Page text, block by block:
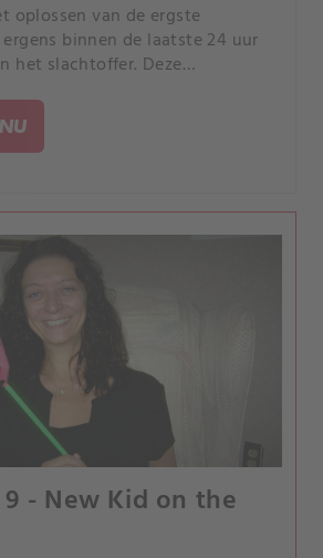
oplossen van de ergste
binnen de laatste 24 uur
het slachtoffer. Deze
die gebeurtenissen
tijdsbestek.
- New Kid on the